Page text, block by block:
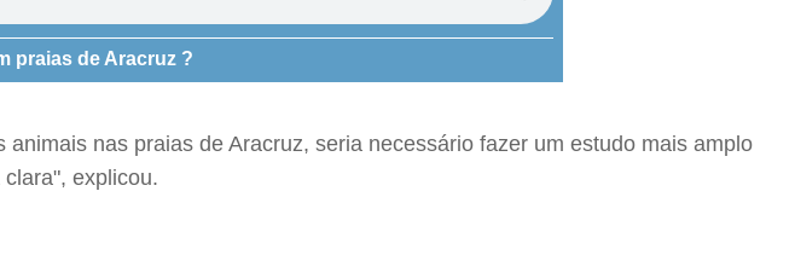
praias de Aracruz ?
nas praias de Aracruz, seria necessário fazer um estudo mais amplo
explicou.